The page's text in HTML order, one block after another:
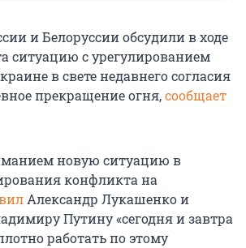
и Белоруссии обсудили в ходе
ситуацию с урегулированием
в свете недавнего согласия
прекращение огня,сообщает
новую ситуацию в
конфликта на
Александр Лукашенко и
Путину «сегодня и завтра
работать по этому